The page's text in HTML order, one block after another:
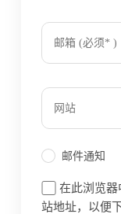
邮件通知
在此浏览器
站地址，以便